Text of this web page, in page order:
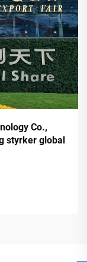
Co.,
styrker global